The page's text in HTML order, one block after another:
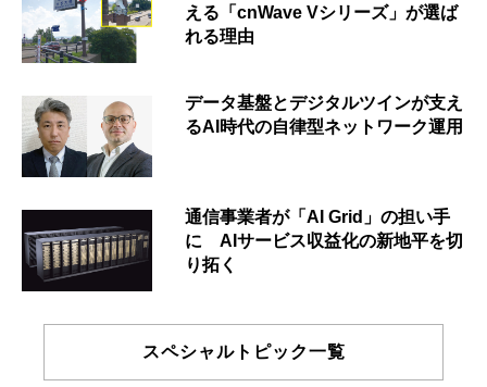
える「cnWave Vシリーズ」が選ば
れる理由
データ基盤とデジタルツインが支え
るAI時代の自律型ネットワーク運用
通信事業者が「AI Grid」の担い手
に AIサービス収益化の新地平を切
り拓く
スペシャルトピック一覧